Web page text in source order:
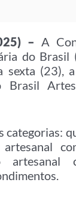
– A
do Brasil
sexta (23),
Brasil
categorias: